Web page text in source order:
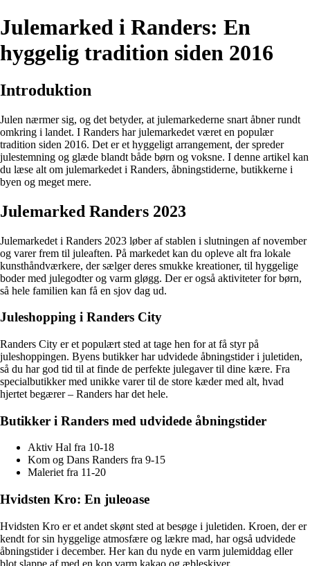
Julemarked i Randers: En
hyggelig tradition siden 2016
Introduktion
Julen nærmer sig, og det betyder, at julemarkederne snart åbner rundt
omkring i landet. I Randers har julemarkedet været en populær
tradition siden 2016. Det er et hyggeligt arrangement, der spreder
julestemning og glæde blandt både børn og voksne. I denne artikel kan
du læse alt om julemarkedet i Randers, åbningstiderne, butikkerne i
byen og meget mere.
Julemarked Randers 2023
Julemarkedet i Randers 2023 løber af stablen i slutningen af november
og varer frem til juleaften. På markedet kan du opleve alt fra lokale
kunsthåndværkere, der sælger deres smukke kreationer, til hyggelige
boder med julegodter og varm gløgg. Der er også aktiviteter for børn,
så hele familien kan få en sjov dag ud.
Juleshopping i Randers City
Randers City er et populært sted at tage hen for at få styr på
juleshoppingen. Byens butikker har udvidede åbningstider i juletiden,
så du har god tid til at finde de perfekte julegaver til dine kære. Fra
specialbutikker med unikke varer til de store kæder med alt, hvad
hjertet begærer – Randers har det hele.
Butikker i Randers med udvidede åbningstider
Aktiv Hal fra 10-18
Kom og Dans Randers fra 9-15
Maleriet fra 11-20
Hvidsten Kro: En juleoase
Hvidsten Kro er et andet skønt sted at besøge i juletiden. Kroen, der er
kendt for sin hyggelige atmosfære og lækre mad, har også udvidede
åbningstider i december. Her kan du nyde en varm julemiddag eller
blot slappe af med en kop varm kakao og æbleskiver.